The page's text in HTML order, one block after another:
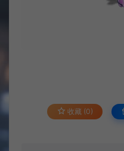
收藏 (0)